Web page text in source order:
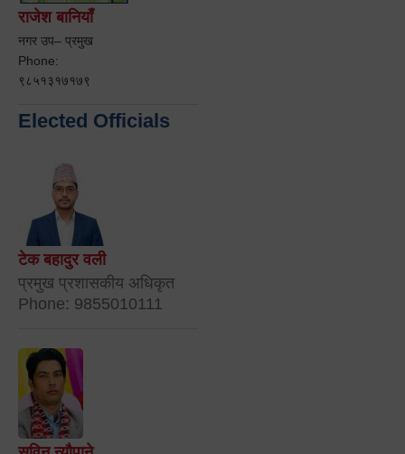
राजेश बानियाँ
नगर उप– प्रमुख
Phone:
९८५१३१७१७९
Elected Officials
टेक बहादुर वली
प्रमुख प्रशासकीय अधिकृत
Phone: 9855010111